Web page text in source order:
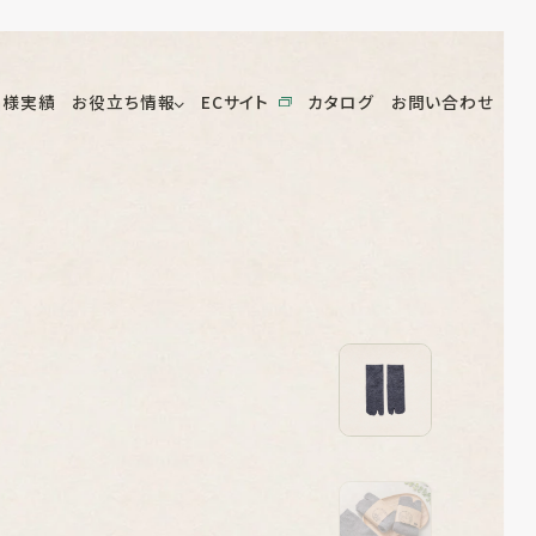
実績 お役立ち情報 ECサイト カタログ お問い合わせ